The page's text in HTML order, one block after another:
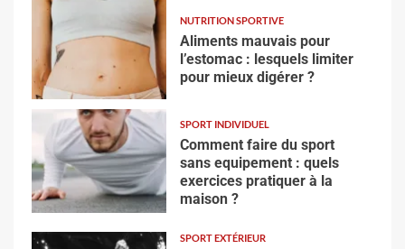
NUTRITION SPORTIVE
Aliments mauvais pour
l’estomac : lesquels limiter
pour mieux digérer ?
SPORT INDIVIDUEL
Comment faire du sport
sans equipement : quels
exercices pratiquer à la
maison ?
SPORT EXTÉRIEUR